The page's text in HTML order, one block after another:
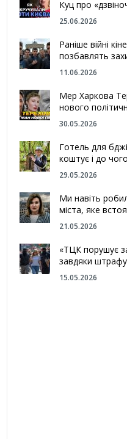
Куц про
25.06.2026
Раніше війні
позбавлять
11.06.2026
Мер Харкова
нового
30.05.2026
Готель для
коштує і до
29.05.2026
Ми навіть
міста, яке
21.05.2026
«ТЦК порушує
завдяки
15.05.2026